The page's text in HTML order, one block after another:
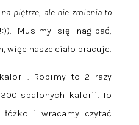
piętrze, ale nie zmienia to
!:)). Musimy się nagibać,
więc nasze ciało pracuje.
Robimy to 2 razy
spalonych kalorii. To
i wracamy czytać